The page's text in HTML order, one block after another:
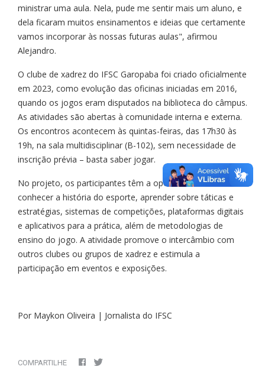
ministrar uma aula. Nela, pude me sentir mais um aluno, e
dela ficaram muitos ensinamentos e ideias que certamente
vamos incorporar às nossas futuras aulas", afirmou
Alejandro.
O clube de xadrez do IFSC Garopaba foi criado oficialmente
em 2023, como evolução das oficinas iniciadas em 2016,
quando os jogos eram disputados na biblioteca do câmpus.
As atividades são abertas à comunidade interna e externa.
Os encontros acontecem às quintas-feiras, das 17h30 às
19h, na sala multidisciplinar (B-102), sem necessidade de
inscrição prévia – basta saber jogar.
No projeto, os participantes têm a oportunidade de
conhecer a história do esporte, aprender sobre táticas e
estratégias, sistemas de competições, plataformas digitais
e aplicativos para a prática, além de metodologias de
ensino do jogo. A atividade promove o intercâmbio com
outros clubes ou grupos de xadrez e estimula a
participação em eventos e exposições.
Por Maykon Oliveira | Jornalista do IFSC
COMPARTILHE